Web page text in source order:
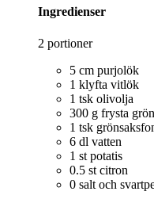
Ingredienser
2 portioner
5 cm purjolök
1 klyfta vitlök
1 tsk olivolja
300 g frysta
1 tsk
6 dl vatten
1 st potatis
0.5 st citron
0 salt och